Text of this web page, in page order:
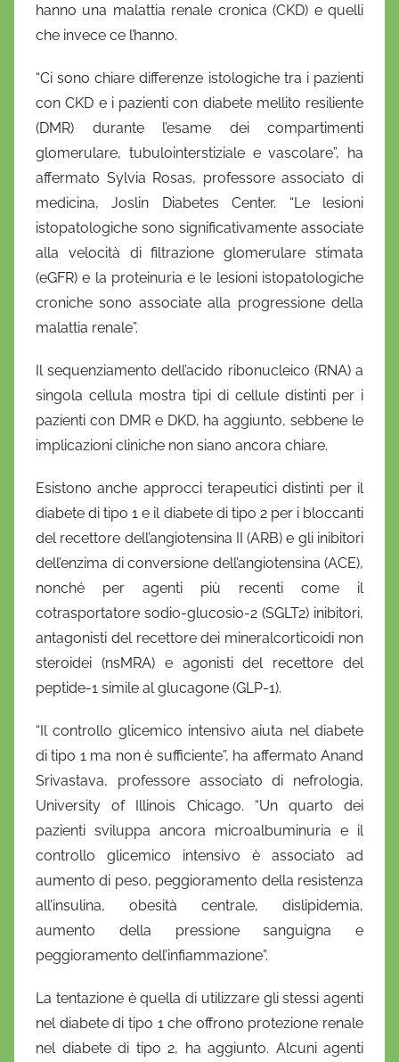
hanno una malattia renale cronica (CKD) e quelli
che invece ce l’hanno.
“Ci sono chiare differenze istologiche tra i pazienti
con CKD e i pazienti con diabete mellito resiliente
(DMR) durante l’esame dei compartimenti
glomerulare, tubulointerstiziale e vascolare”, ha
affermato Sylvia Rosas, professore associato di
medicina, Joslin Diabetes Center. “Le lesioni
istopatologiche sono significativamente associate
alla velocità di filtrazione glomerulare stimata
(eGFR) e la proteinuria e le lesioni istopatologiche
croniche sono associate alla progressione della
malattia renale”.
Il sequenziamento dell’acido ribonucleico (RNA) a
singola cellula mostra tipi di cellule distinti per i
pazienti con DMR e DKD, ha aggiunto, sebbene le
implicazioni cliniche non siano ancora chiare.
Esistono anche approcci terapeutici distinti per il
diabete di tipo 1 e il diabete di tipo 2 per i bloccanti
del recettore dell’angiotensina II (ARB) e gli inibitori
dell’enzima di conversione dell’angiotensina (ACE),
nonché per agenti più recenti come il
cotrasportatore sodio-glucosio-2 (SGLT2) inibitori,
antagonisti del recettore dei mineralcorticoidi non
steroidei (nsMRA) e agonisti del recettore del
peptide-1 simile al glucagone (GLP-1).
“Il controllo glicemico intensivo aiuta nel diabete
di tipo 1 ma non è sufficiente”, ha affermato Anand
Srivastava, professore associato di nefrologia,
University of Illinois Chicago. “Un quarto dei
pazienti sviluppa ancora microalbuminuria e il
controllo glicemico intensivo è associato ad
aumento di peso, peggioramento della resistenza
all’insulina, obesità centrale, dislipidemia,
aumento della pressione sanguigna e
peggioramento dell’infiammazione”.
La tentazione è quella di utilizzare gli stessi agenti
nel diabete di tipo 1 che offrono protezione renale
nel diabete di tipo 2, ha aggiunto. Alcuni agenti